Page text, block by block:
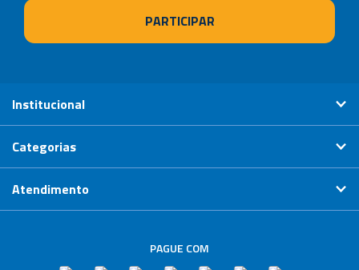
Institucional
Categorias
Atendimento
PAGUE COM